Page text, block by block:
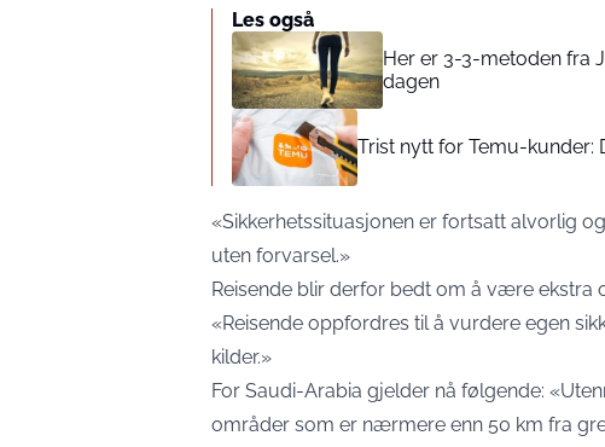
Les også
Her er 3-3-metoden fra
dagen
Trist nytt for Temu-kunder:
«Sikkerhetssituasjonen er fortsatt alvorlig
uten forvarsel.»
Reisende blir derfor bedt om å være ekstra
«Reisende oppfordres til å vurdere egen
kilder.»
For Saudi-Arabia gjelder nå følgende:
områder som er nærmere enn 50 km fra